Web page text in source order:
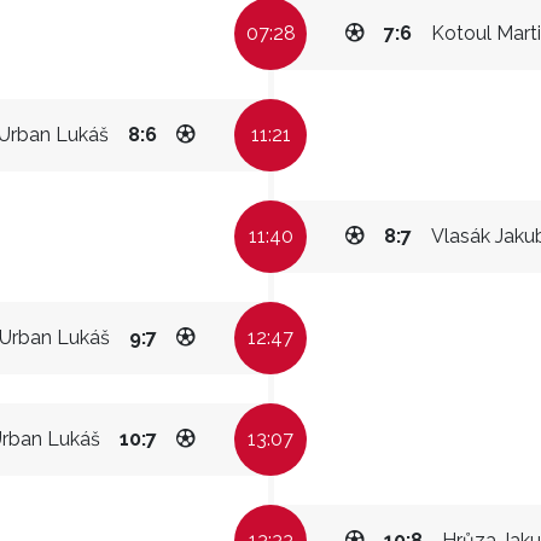
07:28 Kotoul
7:6
Lukáš 8:6 11:21
11:40 Vlasák
8:7
Urban Lukáš 9:7 12:47
Lukáš 10:7 13:07